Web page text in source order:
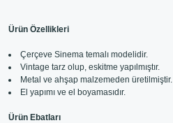
Ürün Özellikleri
Çerçeve Sinema temalı modelidir.
Vintage tarz olup, eskitme yapılmıştır.
Metal ve ahşap malzemeden üretilmiştir.
El yapımı ve el boyamasıdır.
Ürün Ebatları